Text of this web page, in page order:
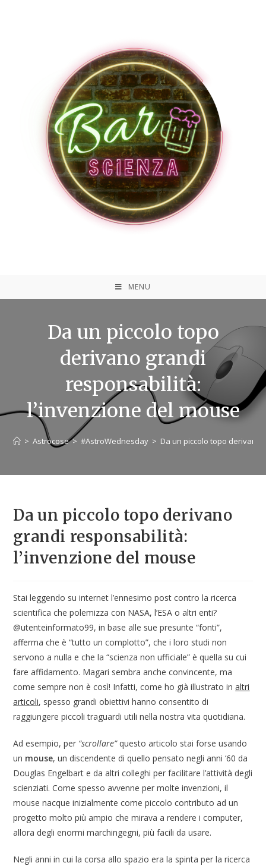
MENU
Da un piccolo topo
derivano grandi
responsabilità:
l’invenzione del mouse
> Astrocose > #AstroWednesday > Da un piccolo topo derivano
Da un piccolo topo derivano
grandi responsabilità:
l’invenzione del mouse
Stai leggendo su internet l’ennesimo post contro la ricerca
scientifica che polemizza con NASA, l’ESA o altri enti?
@utenteinformato99, in base alle sue presunte “fonti”,
afferma che è “tutto un complotto”, che i loro studi non
servono a nulla e che la “scienza non ufficiale” è quella su cui
fare affidamento. Magari sembra anche convincente, ma
come sempre non è così! Infatti, come ho già illustrato inaltri
articoli, spesso grandi obiettivi hanno consentito di
raggiungere piccoli traguardi utili nella nostra vita quotidiana.
Ad esempio, per “scrollare”questo articolo stai forse usando
un mouse, un discendente di quello pensato negli anni ‘60 da
Douglas Engelbart e da altri colleghi per facilitare l’attività degli
scienziati. Come spesso avvenne per molte invenzioni, il
mouse nacque inizialmente come piccolo contributo ad un
progetto molto più ampio che mirava a rendere i computer,
allora degli enormi marchingegni, più facili da usare.
Negli anni in cui la corsa allo spazio era la spinta per la ricerca